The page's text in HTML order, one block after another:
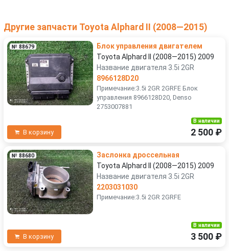
Другие запчасти Toyota Alphard II (2008—2015)
№ 88679
Блок управления двигателем
Toyota Alphard II (2008—2015) 2009
Название двигателя 3.5i 2GR
8966128D20
Примечание:3.5i 2GR 2GRFE Блок
управления 8966128D20, Denso
2753007881
В корзину
В наличии
2 500 ₽
№ 88680
Заслонка дроссельная
Toyota Alphard II (2008—2015) 2009
Название двигателя 3.5i 2GR
2203031030
Примечание:3.5i 2GR 2GRFE
В корзину
В наличии
3 500 ₽